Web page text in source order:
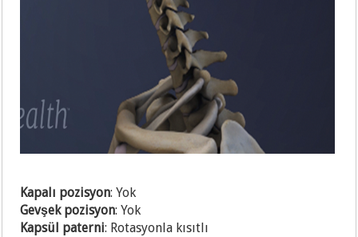
Kapalı pozisyon: Yok
Gevşek pozisyon: Yok
Kapsül paterni: Rotasyonla kısıtlı